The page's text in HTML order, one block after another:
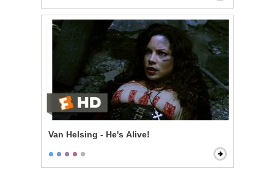
Van Helsing - He's Alive!